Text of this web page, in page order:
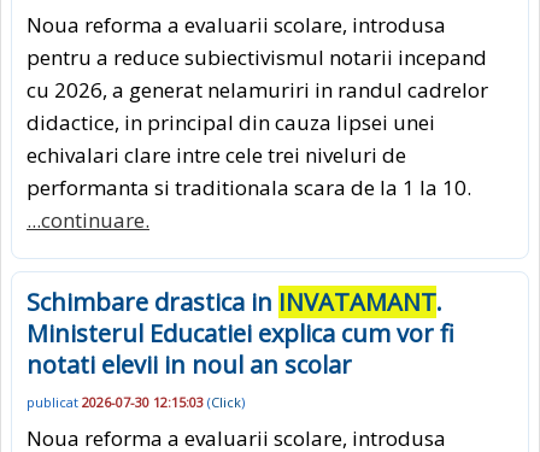
Noua reforma a evaluarii scolare, introdusa
pentru a reduce subiectivismul notarii incepand
cu 2026, a generat nelamuriri in randul cadrelor
didactice, in principal din cauza lipsei unei
echivalari clare intre cele trei niveluri de
performanta si traditionala scara de la 1 la 10.
...continuare.
Schimbare drastica in INVATAMANT.
Ministerul Educatiei explica cum vor fi
notati elevii in noul an scolar
publicat 2026-07-30 12:15:03 (Click)
Noua reforma a evaluarii scolare, introdusa